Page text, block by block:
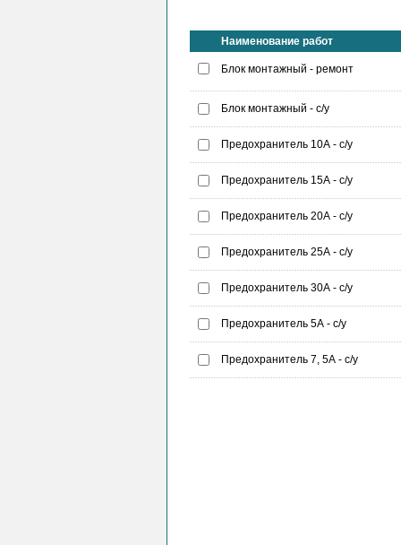
Наименование работ
Блок монтажный - ремонт
Блок монтажный - с/у
Предохранитель 10А - с/у
Предохранитель 15А - с/у
Предохранитель 20А - с/у
Предохранитель 25А - с/у
Предохранитель 30А - с/у
Предохранитель 5А - с/у
Предохранитель 7, 5А - с/у